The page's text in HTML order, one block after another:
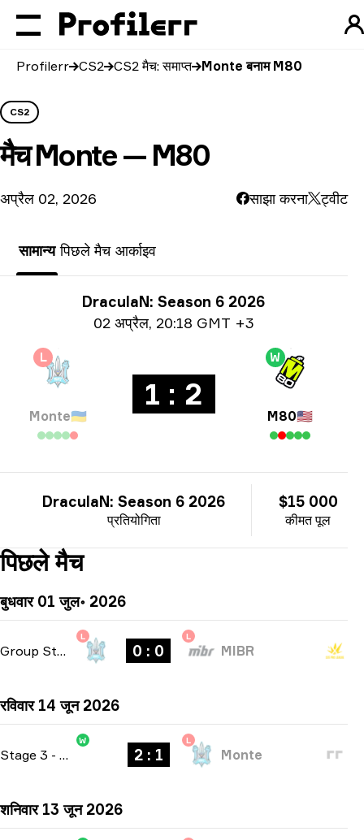
Profilerr CS2 CS2 मैच: समाप्त Monte बनाम M80
CS2
मैच Monte — M80
अप्रैल 02, 2026 साझा करना ट्वीट
सामान्य पिछले मैच आर्काइव
प्रतियोगिता से जुड़ी जानकारीDraculaN: Season 6 2026
02 अप्रैल, 20:18 GMT +3
L
Monte🇺🇦
1 : 2
W
M80🇺🇸
प्रतियोगिता
DraculaN: Season 6 2026
कीमत पूल
$15 000
पिछले मैच
बुधवार 01 जुल॰ 2026
Group Stage -bo1
L
0 : 0
L
MIBR
रविवार 14 जून 2026
Stage 3 - bo3
W
2 : 1
L
Monte
शनिवार 13 जून 2026